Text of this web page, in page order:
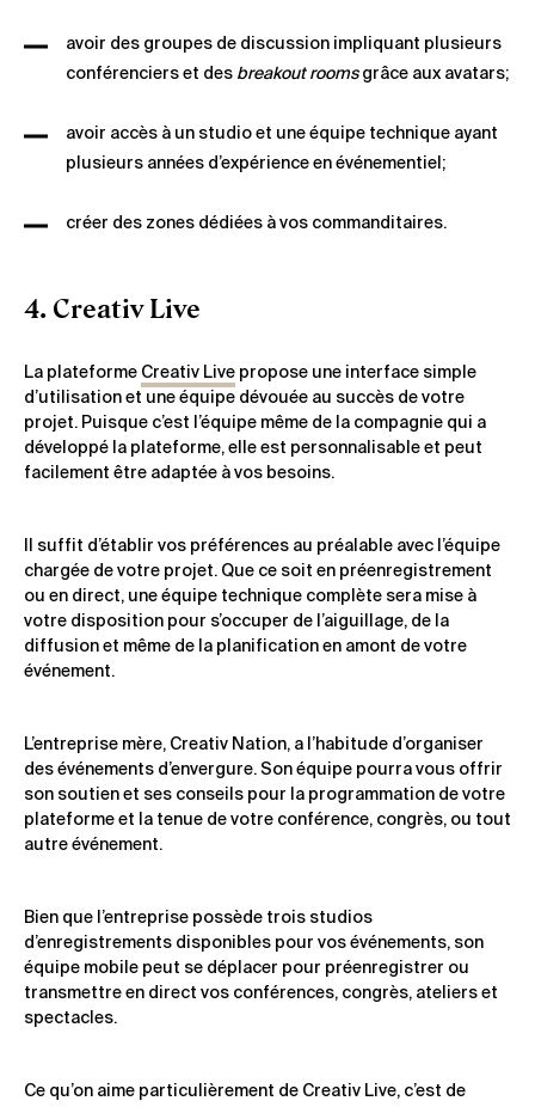
avoir des groupes de discussion impliquant plusieurs
conférenciers et des breakout roomsgrâce aux avatars;
avoir accès à un studio et une équipe technique ayant
plusieurs années d’expérience en événementiel;
créer des zones dédiées à vos commanditaires.
4. Creativ Live
La plateforme Creativ Live propose une interface simple
d’utilisation et une équipe dévouée au succès de votre
projet. Puisque c’est l’équipe même de la compagnie qui a
développé la plateforme, elle est personnalisable et peut
facilement être adaptée à vos besoins.
Il suffit d’établir vos préférences au préalable avec l’équipe
chargée de votre projet. Que ce soit en préenregistrement
ou en direct, une équipe technique complète sera mise à
votre disposition pour s’occuper de l’aiguillage, de la
diffusion et même de la planification en amont de votre
événement.
L’entreprise mère, Creativ Nation, a l’habitude d’organiser
des événements d’envergure. Son équipe pourra vous offrir
son soutien et ses conseils pour la programmation de votre
plateforme et la tenue de votre conférence, congrès, ou tout
autre événement.
Bien que l’entreprise possède trois studios
d’enregistrements disponibles pour vos événements, son
équipe mobile peut se déplacer pour préenregistrer ou
transmettre en direct vos conférences, congrès, ateliers et
spectacles.
Ce qu’on aime particulièrement de Creativ Live, c’est de